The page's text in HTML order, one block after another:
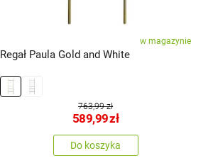
w magazynie
Regał Paula Gold and White
763,99 zł
589,99zł
Do koszyka